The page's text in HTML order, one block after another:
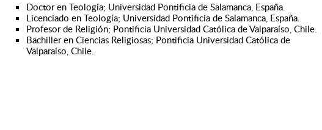
Doctor en Teología; Universidad Pontificia de Salamanca, España.
Licenciado en Teología; Universidad Pontificia de Salamanca, España.
Profesor de Religión; Pontificia Universidad Católica de Valparaíso, Chile.
Bachiller en Ciencias Religiosas; Pontificia Universidad Católica de
Valparaíso, Chile.